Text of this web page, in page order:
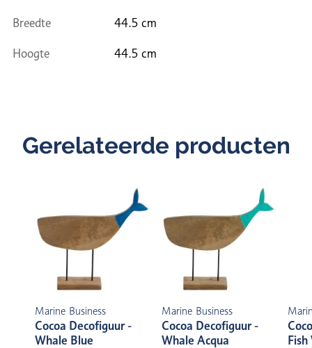
Breedte 44.5 cm
Hoogte 44.5 cm
Gerelateerde producten
Marine Business
Cocoa Decofiguur -
Whale Blue
Marine Business
Cocoa Decofiguur -
Whale Acqua